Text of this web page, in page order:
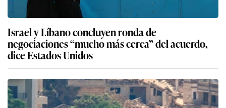
Israel y Líbano concluyen ronda de
negociaciones “mucho más cerca” del acuerdo,
dice Estados Unidos